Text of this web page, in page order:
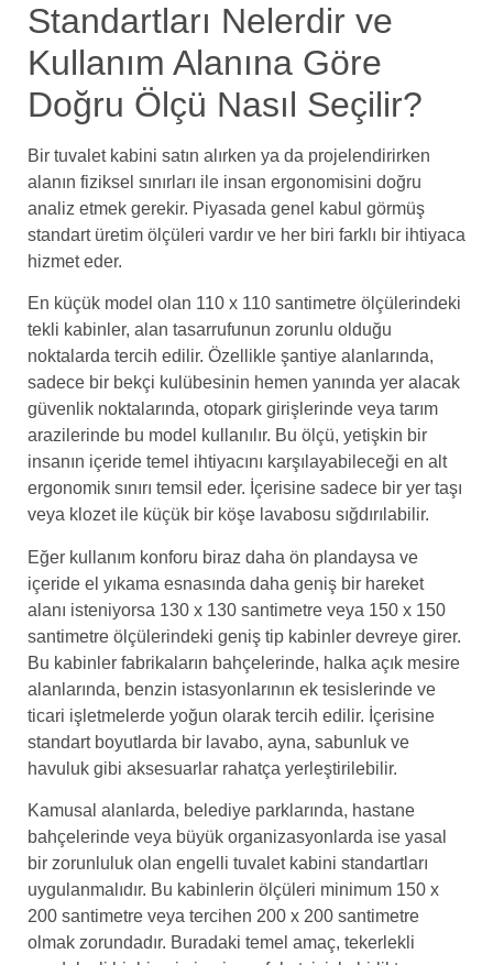
Standartları Nelerdir ve
Kullanım Alanına Göre
Doğru Ölçü Nasıl Seçilir?
Bir tuvalet kabini satın alırken ya da projelendirirken
alanın fiziksel sınırları ile insan ergonomisini doğru
analiz etmek gerekir. Piyasada genel kabul görmüş
standart üretim ölçüleri vardır ve her biri farklı bir ihtiyaca
hizmet eder.
En küçük model olan 110 x 110 santimetre ölçülerindeki
tekli kabinler, alan tasarrufunun zorunlu olduğu
noktalarda tercih edilir. Özellikle şantiye alanlarında,
sadece bir bekçi kulübesinin hemen yanında yer alacak
güvenlik noktalarında, otopark girişlerinde veya tarım
arazilerinde bu model kullanılır. Bu ölçü, yetişkin bir
insanın içeride temel ihtiyacını karşılayabileceği en alt
ergonomik sınırı temsil eder. İçerisine sadece bir yer taşı
veya klozet ile küçük bir köşe lavabosu sığdırılabilir.
Eğer kullanım konforu biraz daha ön plandaysa ve
içeride el yıkama esnasında daha geniş bir hareket
alanı isteniyorsa 130 x 130 santimetre veya 150 x 150
santimetre ölçülerindeki geniş tip kabinler devreye girer.
Bu kabinler fabrikaların bahçelerinde, halka açık mesire
alanlarında, benzin istasyonlarının ek tesislerinde ve
ticari işletmelerde yoğun olarak tercih edilir. İçerisine
standart boyutlarda bir lavabo, ayna, sabunluk ve
havuluk gibi aksesuarlar rahatça yerleştirilebilir.
Kamusal alanlarda, belediye parklarında, hastane
bahçelerinde veya büyük organizasyonlarda ise yasal
bir zorunluluk olan engelli tuvalet kabini standartları
uygulanmalıdır. Bu kabinlerin ölçüleri minimum 150 x
200 santimetre veya tercihen 200 x 200 santimetre
olmak zorundadır. Buradaki temel amaç, tekerlekli